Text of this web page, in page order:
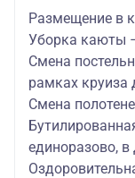
Размещение в
Уборка каюты
Смена
рамках круиза
Смена
единоразово, в